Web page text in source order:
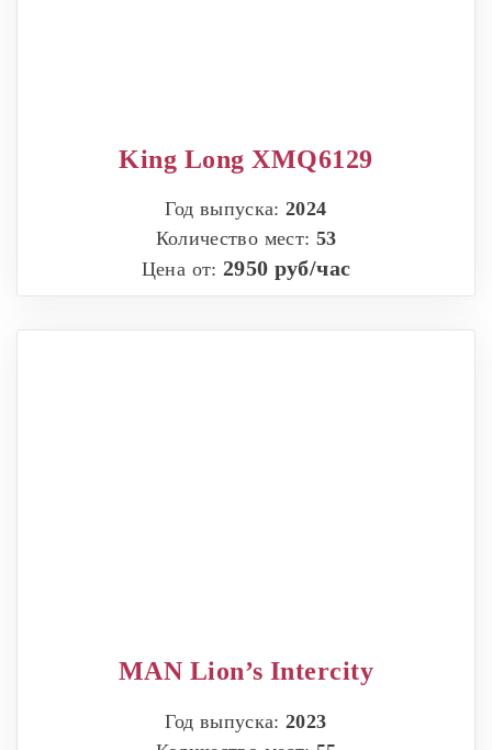
King Long XMQ6129
Год выпуска:2024
Количество мест: 53
Цена от: 2950 руб/час
MAN Lion’s Intercity
Год выпуска:2023